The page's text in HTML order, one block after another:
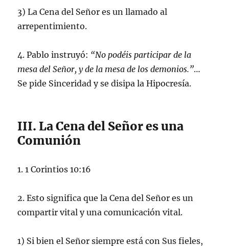
3) La Cena del Señor es un llamado al
arrepentimiento.
4. Pablo instruyó: “No podéis participar de la
mesa del Señor, y de la mesa de los demonios.”…
Se pide Sinceridad y se disipa la Hipocresía.
III. La Cena del Señor es una
Comunión
1. 1 Corintios 10:16
2. Esto significa que la Cena del Señor es un
compartir vital y una comunicación vital.
1) Si bien el Señor siempre está con Sus fieles,